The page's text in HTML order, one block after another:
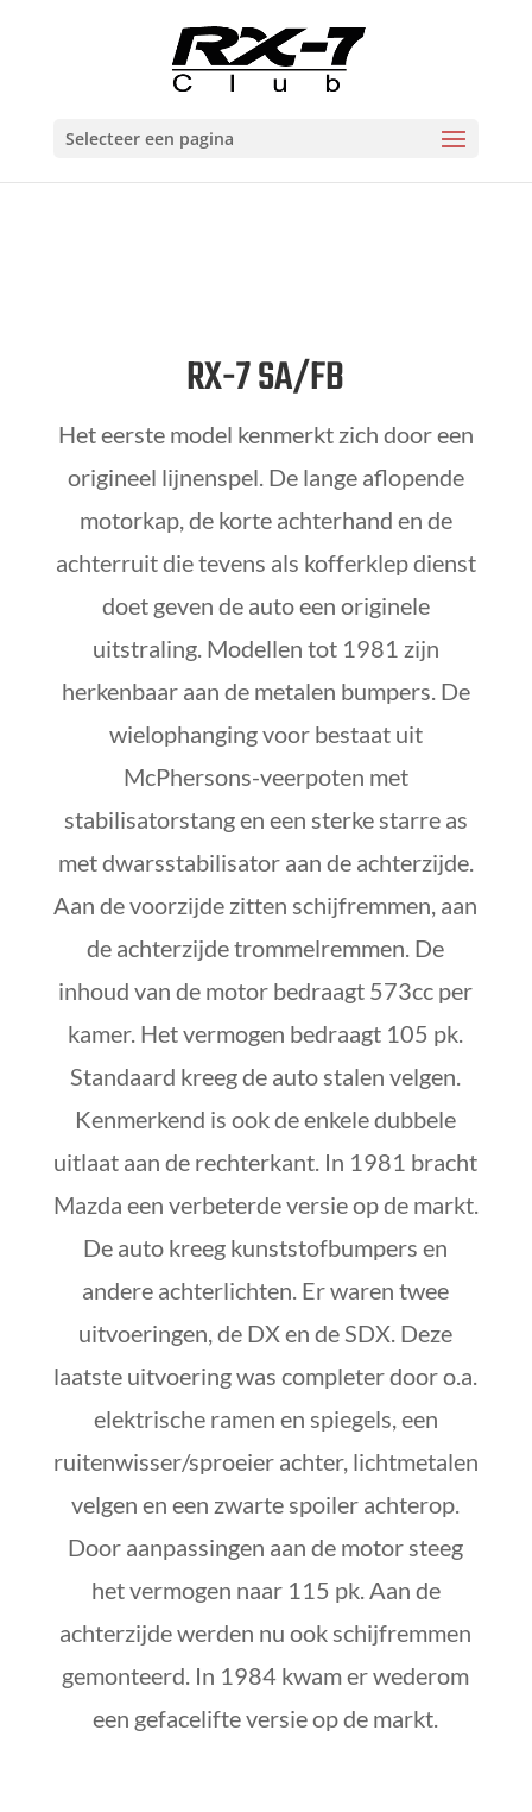
Selecteer een pagina
RX-7 SA/FB
Het eerste model kenmerkt zich door een
origineel lijnenspel. De lange aflopende
motorkap, de korte achterhand en de
achterruit die tevens als kofferklep dienst
doet geven de auto een originele
uitstraling. Modellen tot 1981 zijn
herkenbaar aan de metalen bumpers. De
wielophanging voor bestaat uit
McPhersons-veerpoten met
stabilisatorstang en een sterke starre as
met dwarsstabilisator aan de achterzijde.
Aan de voorzijde zitten schijfremmen, aan
de achterzijde trommelremmen. De
inhoud van de motor bedraagt 573cc per
kamer. Het vermogen bedraagt 105 pk.
Standaard kreeg de auto stalen velgen.
Kenmerkend is ook de enkele dubbele
uitlaat aan de rechterkant. In 1981 bracht
Mazda een verbeterde versie op de markt.
De auto kreeg kunststofbumpers en
andere achterlichten. Er waren twee
uitvoeringen, de DX en de SDX. Deze
laatste uitvoering was completer door o.a.
elektrische ramen en spiegels, een
ruitenwisser/sproeier achter, lichtmetalen
velgen en een zwarte spoiler achterop.
Door aanpassingen aan de motor steeg
het vermogen naar 115 pk. Aan de
achterzijde werden nu ook schijfremmen
gemonteerd. In 1984 kwam er wederom
een gefacelifte versie op de markt.